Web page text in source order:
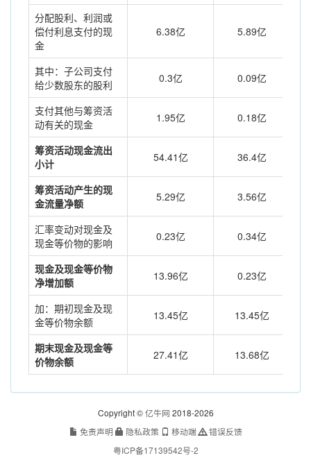
分配股利、利润或
偿付利息支付的现
金
6.38亿 5.89亿
其中：子公司支付
给少数股东的股利
0.3亿 0.09亿
支付其他与筹资活
动有关的现金
1.95亿 0.18亿
筹资活动现金流出
小计
54.41亿 36.4亿
筹资活动产生的现
金流量净额
5.29亿 3.56亿
汇率变动对现金及
现金等价物的影响
0.23亿 0.34亿
现金及现金等价物
净增加额
13.96亿 0.23亿
加：期初现金及现
金等价物余额
13.45亿 13.45亿
期末现金及现金等
价物余额
27.41亿 13.68亿
Copyright ©亿牛网 2018-2026
免责声明
隐私政策 移动端
错误反馈
粤ICP备17139542号-2